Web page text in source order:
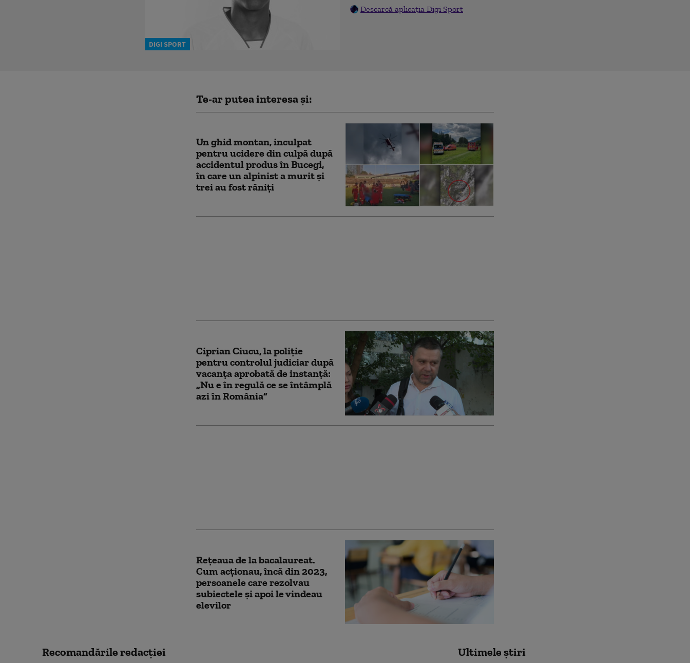
DIGI SPORT
Descarcă aplicația Digi Sport
Te-ar putea interesa și:
Un ghid montan, inculpat
pentru ucidere din culpă după
accidentul produs în Bucegi,
în care un alpinist a murit şi
trei au fost răniți
Ciprian Ciucu, la poliție
pentru controlul judiciar după
vacanța aprobată de instanță:
„Nu e în regulă ce se întâmplă
azi în România”
Rețeaua de la bacalaureat.
Cum acționau, încă din 2023,
persoanele care rezolvau
subiectele și apoi le vindeau
elevilor
Recomandările redacţiei Ultimele știri